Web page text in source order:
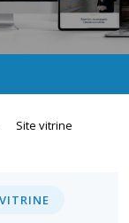
Site vitrine